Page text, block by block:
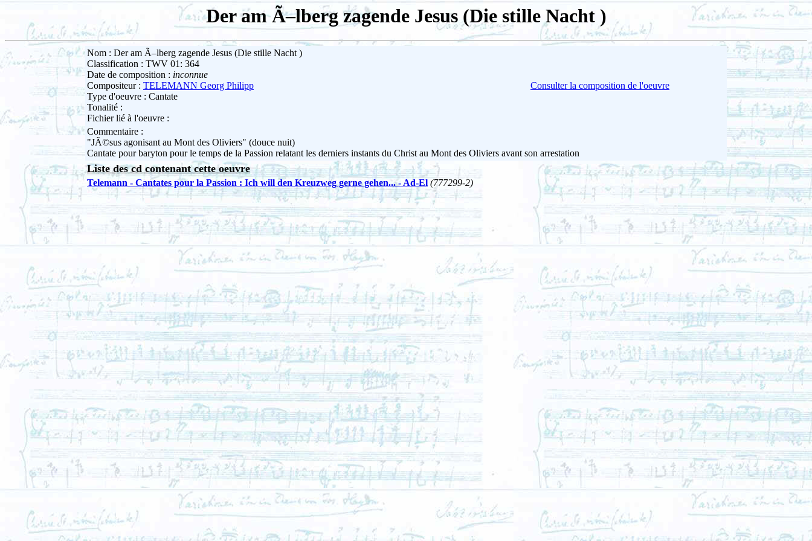
Der am Ã–lberg zagende Jesus (Die stille Nacht )
Nom : Der am Ã–lberg zagende Jesus (Die stille Nacht )
Classification : TWV 01: 364
Date de composition : inconnue
Compositeur : TELEMANN Georg Philipp
Type d'oeuvre : Cantate
Tonalité :
Fichier lié à l'oeuvre :
Consulter la composition de l'oeuvre
Commentaire :
"JÃ©sus agonisant au Mont des Oliviers" (douce nuit)
Cantate pour baryton pour le temps de la Passion relatant les derniers instants du Christ au Mont des Oliviers avant son arrestation
Liste des cd contenant cette oeuvre
Telemann - Cantates pour la Passion : Ich will den Kreuzweg gerne gehen... - Ad-El (777299-2)